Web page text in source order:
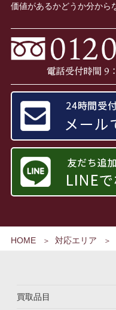
HOME 対応エリア
価値があるかどうか分から
買取品目